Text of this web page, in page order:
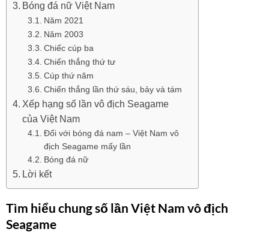
Bóng đá nữ Việt Nam
Năm 2021
Năm 2003
Chiếc cúp ba
Chiến thắng thứ tư
Cúp thứ năm
Chiến thắng lần thứ sáu, bảy và tám
Xếp hạng số lần vô địch Seagame
của Việt Nam
Đối với bóng đá nam – Việt Nam vô
địch Seagame mấy lần
Bóng đá nữ
Lời kết
Tìm hiểu chung số lần Việt Nam vô địch
Seagame